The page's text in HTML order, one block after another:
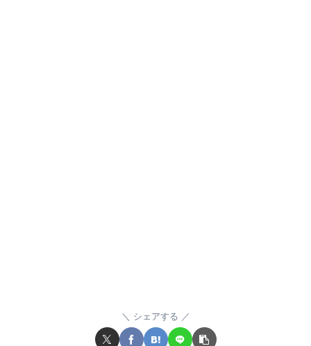
シェアする